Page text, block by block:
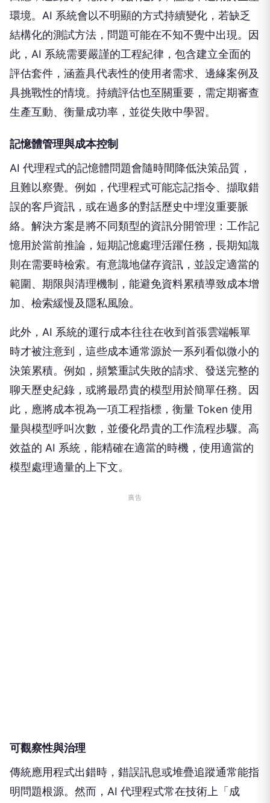
環境。AI 系統會以不明顯的方式持續變化，若缺乏
結構化的測試方法，問題可能在不知不覺中出現。因
此，AI 系統需要嚴謹的工程紀律，包含建立全面的
評估套件，涵蓋具代表性的使用者需求、邊緣案例及
具挑戰性的情境。持續評估也至關重要，需定期審查
生產互動、衡量成功率，並從失敗中學習。
記憶體管理與成本控制
AI 代理程式的記憶體問題會隨時間降低決策品質，
且難以察覺。例如，代理程式可能忘記指令、擷取錯
誤的客戶資訊，或在過多的對話歷史中埋沒重要脈
絡。解決方案是將不同類型的資訊分開管理：工作記
憶用於當前推論，短期記憶處理活躍任務，長期知識
則在需要時檢索。有意識地儲存資訊，並設定適當的
範圍、期限與清理機制，能避免資料累積導致成本增
加、檢索緩慢及隱私風險。
此外，AI 系統的運行成本往往在收到首張雲端帳單
時才被注意到，這些成本通常源於一系列看似微小的
決策累積。例如，頻繁重試失敗的請求、發送完整的
聊天歷史紀錄，或將最昂貴的模型用於簡單任務。因
此，應將成本視為一項工程指標，衡量 Token 使用
量與模型呼叫次數，並優化昂貴的工作流程步驟。高
效益的 AI 系統，能精確在適當的時機，使用適當的
模型處理適量的上下文。
廣告
可觀察性與治理
傳統應用程式出錯時，錯誤訊息或堆疊追蹤通常能指
明問題根源。然而，AI 代理程式常在技術上「成